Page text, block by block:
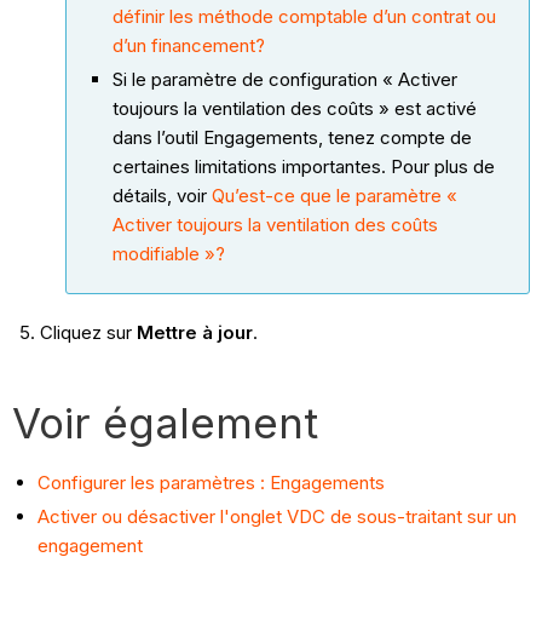
définir les méthode comptable d’un contrat ou
d’un financement?
Si le paramètre de configuration « Activer
toujours la ventilation des coûts » est activé
dans l’outil Engagements, tenez compte de
certaines limitations importantes. Pour plus de
détails, voir Qu’est-ce que le paramètre «
Activer toujours la ventilation des coûts
modifiable »?
Cliquez sur Mettre à jour.
Voir également
Configurer les paramètres : Engagements
Activer ou désactiver l'onglet VDC de sous-traitant sur un
engagement